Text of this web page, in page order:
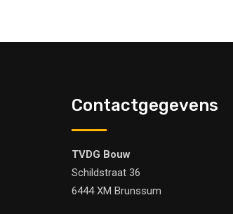
Contactgegevens
TVDG Bouw
Schildstraat 36
6444 XM Brunssum